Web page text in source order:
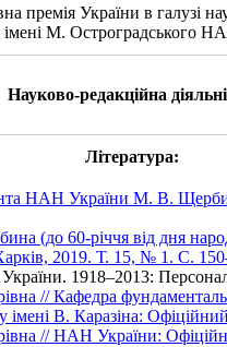
премія України в галузі
імені М. Остроградського
Науково-редакційна
Література:
НАН України М. В.
(до 60-річчя від дня
Харків, 2019. Т. 15, № 1. С.
України. 1918–2013:
// Кафедра
імені В. Каразіна:
// НАН України: